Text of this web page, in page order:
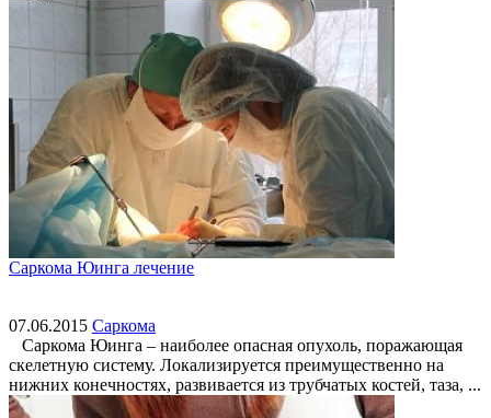
Саркома Юинга лечение
07.06.2015 Саркома
Саркома Юинга – наиболее опасная опухоль, поражающая
скелетную систему. Локализируется преимущественно на
нижних конечностях, развивается из трубчатых костей, таза, ...